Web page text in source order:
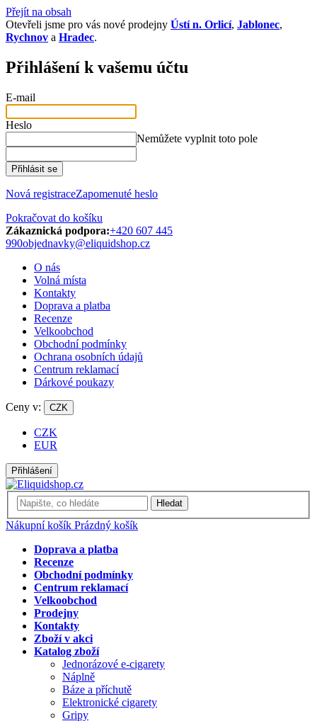
Přejít na obsah
Otevřeli jsme pro vás nové prodejny Ústí n. Orlicí, Jablonec,
Rychnov a Hradec.
Přihlášení k vašemu účtu
E-mail
Heslo
Nemůžete vyplnit toto pole
Přihlásit se
Nová registraceZapomenuté heslo
Pokračovat do košíku
Zákaznická podpora:+420 607 445
990objednavky@eliquidshop.cz
O nás
Volná místa
Kontakty
Doprava a platba
Recenze
Velkoobchod
Obchodní podmínky
Ochrana osobních údajů
Centrum reklamací
Dárkové poukazy
Ceny v: CZK
CZK
EUR
Přihlášení
Hledat
Nákupní košík Prázdný košík
Doprava a platba
Recenze
Obchodní podmínky
Centrum reklamací
Velkoobchod
Prodejny
Kontakty
Zboží v akci
Katalog zboží
Jednorázové e-cigarety
Náplně
Báze a příchutě
Elektronické cigarety
Gripy